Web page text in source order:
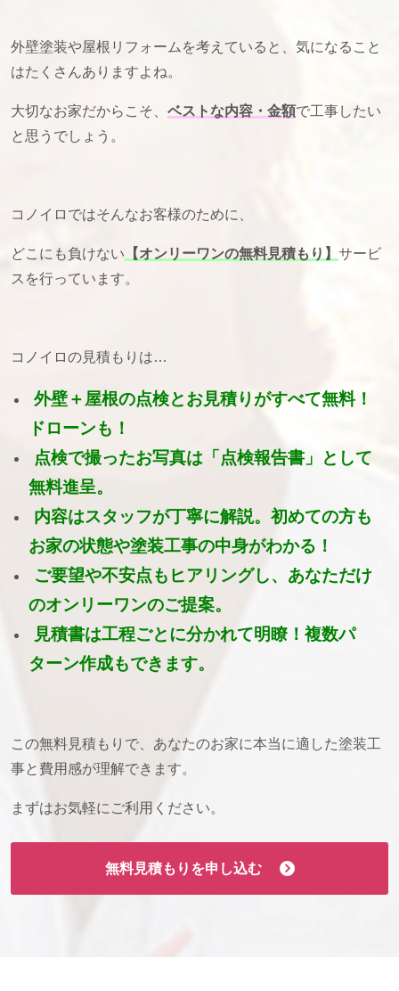
外壁塗装や屋根リフォームを考えていると、気になること
はたくさんありますよね。
大切なお家だからこそ、 ベストな内容・金額で工事したい
と思うでしょう。
コノイロではそんなお客様のために、
どこにも負けない 【オンリーワンの無料見積もり】 サービ
スを行っています。
コノイロの見積もりは…
外壁＋屋根の点検とお見積りがすべて無料！
ドローンも！
点検で撮ったお写真は「点検報告書」として
無料進呈。
内容はスタッフが丁寧に解説。初めての方も
お家の状態や塗装工事の中身がわかる！
ご要望や不安点もヒアリングし、あなただけ
のオンリーワンのご提案。
見積書は工程ごとに分かれて明瞭！複数パ
ターン作成もできます。
この無料見積もりで、あなたのお家に本当に適した塗装工
事と費用感が理解できます。
まずはお気軽にご利用ください。
無料見積もりを申し込む